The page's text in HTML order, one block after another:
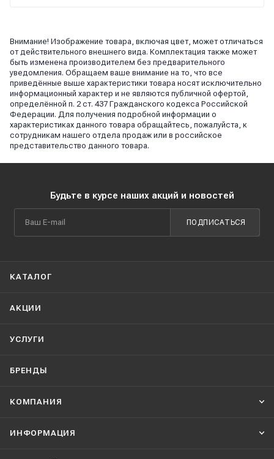
Внимание! Изображение товара, включая цвет, может отличаться
от действительного внешнего вида. Комплектация также может
быть изменена производителем без предварительного
уведомления. Обращаем ваше внимание на то, что все
приведённые выше характеристики товара носят исключительно
информационный характер и не являются публичной офертой,
определённой п. 2 ст. 437 Гражданского кодекса Российской
Федерации. Для получения подробной информации о
характеристиках данного товара обращайтесь, пожалуйста, к
сотрудникам нашего отдела продаж или в российское
представительство данного товара.
Будьте в курсе наших акций и новостей
ПОДПИСАТЬСЯ
КАТАЛОГ
АКЦИИ
УСЛУГИ
БРЕНДЫ
КОМПАНИЯ
ИНФОРМАЦИЯ